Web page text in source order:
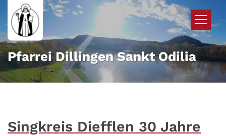
Zum Inhalt springen
Pfarrei Dillingen Sankt Odilia
Singkreis Diefflen 30 Jahre